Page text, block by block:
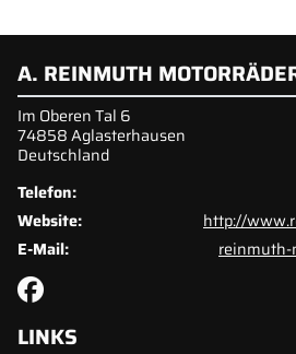
A. REINMUTH
Im Oberen Tal 6
74858 Aglasterhausen
Deutschland
Telefon:
Website:
http://
E-Mail:
reinmuth-
LINKS